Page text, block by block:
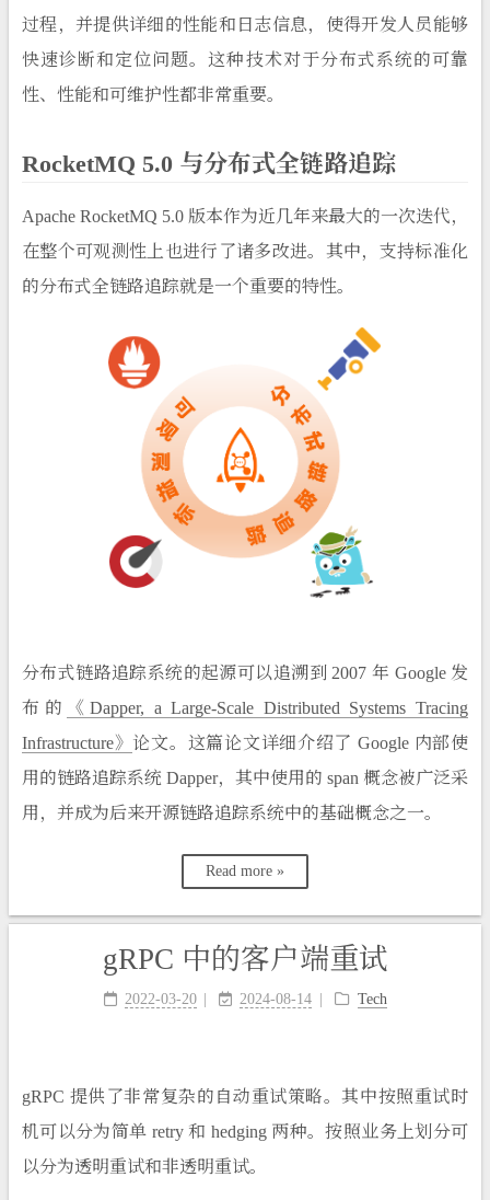
过程，并提供详细的性能和日志信息，使得开发人员能够
快速诊断和定位问题。这种技术对于分布式系统的可靠
性、性能和可维护性都非常重要。
RocketMQ 5.0 与分布式全链路追踪
Apache RocketMQ 5.0 版本作为近几年来最大的一次迭代，
在整个可观测性上也进行了诸多改进。其中，支持标准化
的分布式全链路追踪就是一个重要的特性。
分布式链路追踪系统的起源可以追溯到 2007 年 Google 发
布的
《Dapper, a Large-Scale Distributed Systems Tracing
Infrastructure》 论文。这篇论文详细介绍了 Google 内部使
用的链路追踪系统 Dapper，其中使用的 span 概念被广泛采
用，并成为后来开源链路追踪系统中的基础概念之一。
Read more »
gRPC 中的客户端重试
2022-03-20 2024-08-14 Tech
gRPC 提供了非常复杂的自动重试策略。其中按照重试时
机可以分为简单 retry 和 hedging 两种。按照业务上划分可
以分为透明重试和非透明重试。